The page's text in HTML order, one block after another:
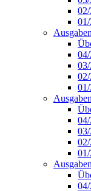
04/
03/
02/
01/